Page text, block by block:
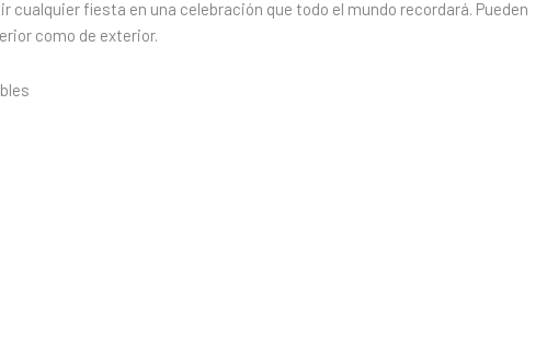
cualquier fiesta en una celebración que todo el mundo recordará. Pueden
como de exterior.